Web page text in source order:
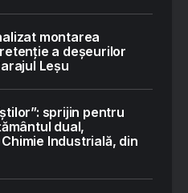
montarea
a deșeurilor
Leșu
sprijin pentru
dual,
Industrială, din